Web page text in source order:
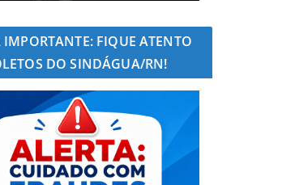
IMPORTANTE: FIQUE ATENTO
DO SINDÁGUA/RN!